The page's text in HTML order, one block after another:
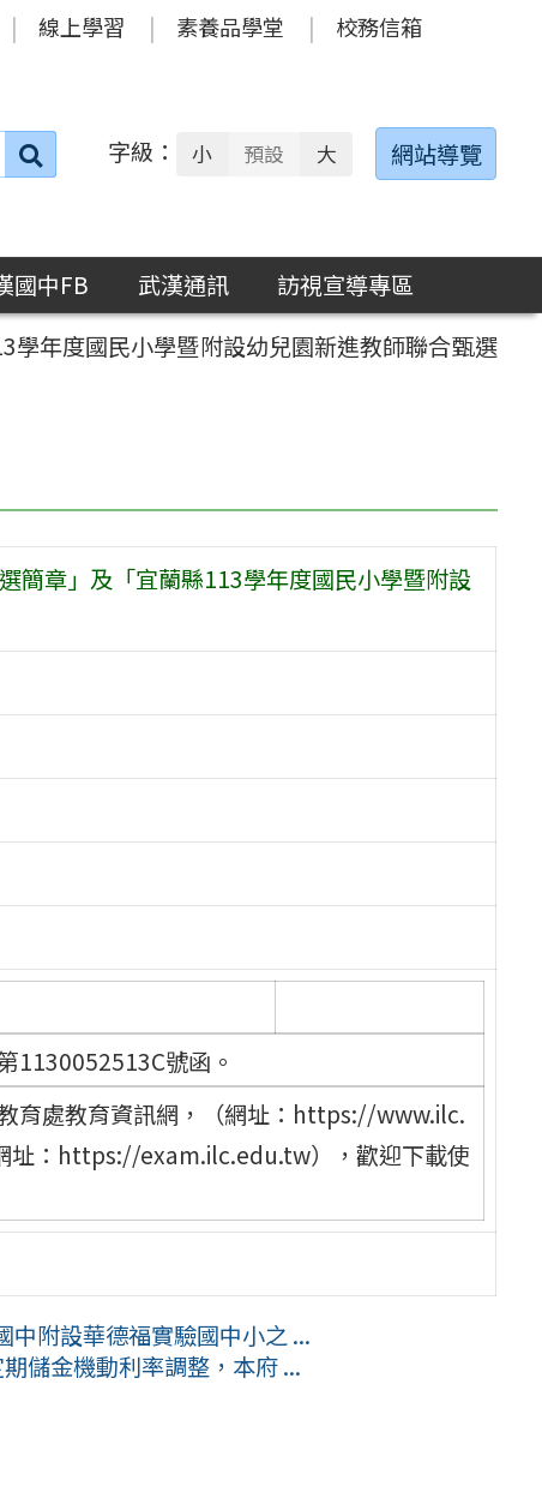
線上學習 素養品學堂 校務信箱
搜
字級： 小 預設 大 網站導覽
國中FB 武漢通訊
訪視宣導專區
年度國民小學暨附設幼兒園新進教師聯合甄選
簡章」及「宜蘭縣113學年度國民小學暨附設
1130052513C號函。
育處教育資訊網，（網址：https://www.ilc.
址：https://exam.ilc.edu.tw），歡迎下載使
附設華德福實驗國中小之 ...
儲金機動利率調整，本府 ...